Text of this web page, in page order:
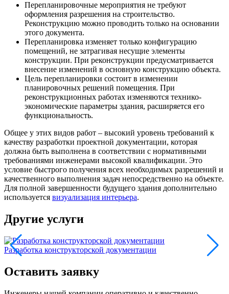
Перепланировочные мероприятия не требуют
оформления разрешения на строительство.
Реконструкцию можно проводить только на основании
этого документа.
Перепланировка изменяет только конфигурацию
помещений, не затрагивая несущие элементы
конструкции. При реконструкции предусматривается
внесение изменений в основную конструкцию объекта.
Цель перепланировки состоит в изменении
планировочных решений помещения. При
реконструкционных работах изменяются технико-
экономические параметры здания, расширяется его
функциональность.
Общее у этих видов работ – высокий уровень требований к
качеству разработки проектной документации, которая
должна быть выполнена в соответствии с нормативными
требованиями инженерами высокой квалификации. Это
условие быстрого получения всех необходимых разрешений и
качественного выполнения задач непосредственно на объекте.
Для полной завершенности будущего здания дополнительно
используется визуализация интерьера.
Другие услуги
Разработка конструкторской документации
Оставить заявку